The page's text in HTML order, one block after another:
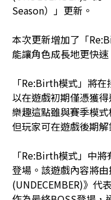
Season）」更新。
本次更新增加了「
能讓角色成長地更快速
「Re:Birth模式」將
以在遊戲初期僅憑獲
樂趣這點雖與賽季模式
但玩家可在遊戲後期
「Re:Birth模式」中
登場。該遊戲內容將
(UNDECEMBER)》代